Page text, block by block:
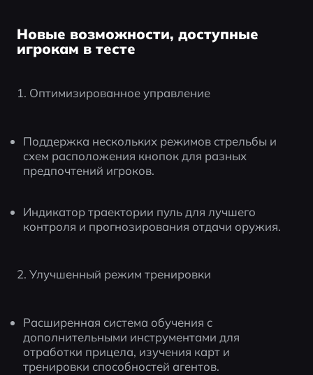
Новые возможности, доступные
игрокам в тесте
1. Оптимизированное управление
Поддержка нескольких режимов стрельбы и
схем расположения кнопок для разных
предпочтений игроков.
Индикатор траектории пуль для лучшего
контроля и прогнозирования отдачи оружия.
2. Улучшенный режим тренировки
Расширенная система обучения с
дополнительными инструментами для
отработки прицела, изучения карт и
тренировки способностей агентов.